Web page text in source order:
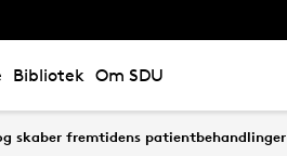
Bibliotek Om SDU
skaber fremtidens patientbehandlinger